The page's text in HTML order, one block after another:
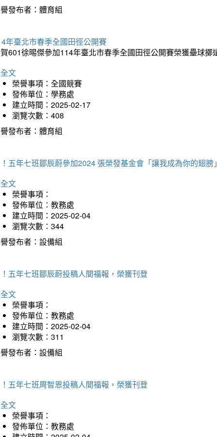
發布者：體育組
年臺北市春季全國田徑公開賽
601徐晹傑參加114年臺北市春季全國田徑公開賽榮獲壘球擲
文
榮譽事項：全國競賽
發佈單位：學務處
建立時間：2025-02-17
瀏覽次數：408
發布者：體育組
五年七班鄒辰蔚參加2024 張榮發基金會「讓我成為你的翅
文
榮譽事項：
發佈單位：教務處
建立時間：2025-02-04
瀏覽次數：344
發布者：設備組
五年七班鄒辰蔚投稿人間福報，榮獲刊登
文
榮譽事項：
發佈單位：教務處
建立時間：2025-02-04
瀏覽次數：311
發布者：設備組
五年七班周智恩投稿人間福報，榮獲刊登
文
榮譽事項：
發佈單位：教務處